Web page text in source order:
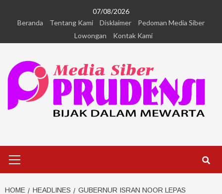
07/08/2026
Beranda
Tentang Kami Disklaimer
Pedoman Media Siber
Lowongan
Kontak Kami
HOME HEADLINES
GUBERNUR ISRAN NOOR LEPAS